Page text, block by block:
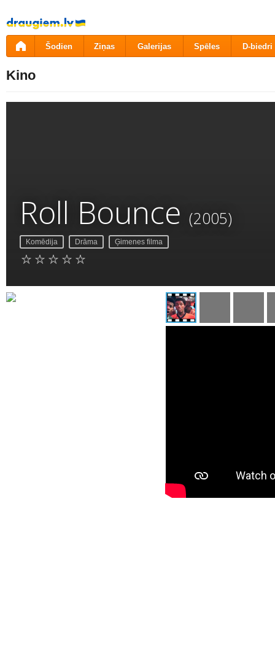
Pāriet
uz
saturu
Šodien Ziņas Galerijas Spēles D-biedri
Kino
Roll Bounce (2005)
Komēdija Drāma Ģimenes filma